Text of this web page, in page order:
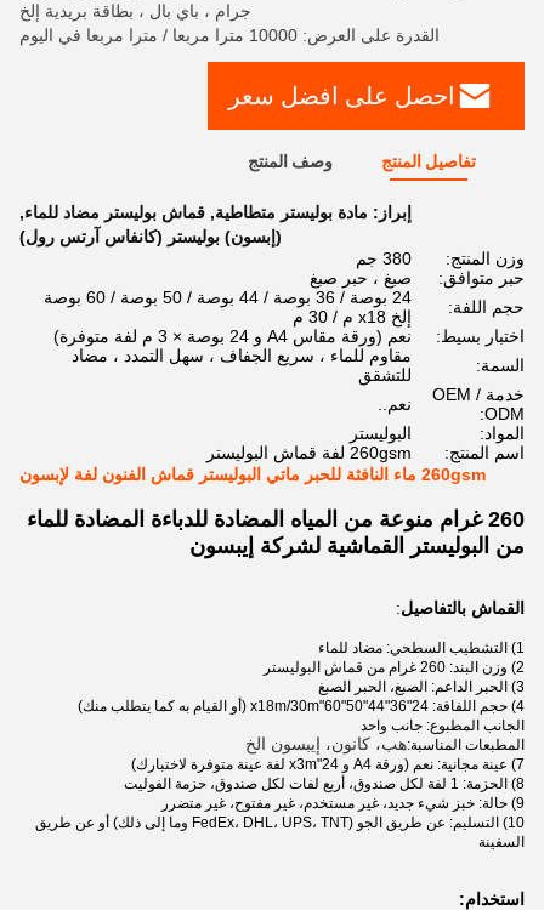
جرام ، باي بال ، بطاقة بريدية إلخ
القدرة على العرض: 10000 مترا مربعا / مترا مربعا في اليوم
احصل على افضل سعر
تفاصيل المنتج وصف المنتج
إبراز: مادة بوليستر متطاطية, قماش بوليستر مضاد للماء,
(إبسون) بوليستر (كانفاس آرتس رول)
وزن المنتج:
380 جم
حبر متوافق:
صبغ ، حبر صبغ
حجم اللفة:
24 بوصة / 36 بوصة / 44 بوصة / 50 بوصة / 60 بوصة
إلخ x18 م / 30 م
اختبار بسيط:
نعم (ورقة مقاس A4 و 24 بوصة × 3 م لفة متوفرة)
السمة:
مقاوم للماء ، سريع الجفاف ، سهل التمدد ، مضاد
للتشقق
خدمة OEM /
ODM:
نعم..
المواد:
البوليستر
اسم المنتج:
260gsm لفة قماش البوليستر
260gsm ماء النافثة للحبر ماتي البوليستر قماش الفنون لفة لإبسون
260 غرام منوعة من المياه المضادة للدباءة المضادة للماء
من البوليستر القماشية لشركة إيبسون
القماش بالتفاصيل:
1) التشطيب السطحي: مضاد للماء
2) وزن البند: 260 غرام من قماش البوليستر
3) الحبر الداعم: الصبغ، الحبر الصبغ
4) حجم اللفافة: 24"36"44"50"60"x18m/30m (أو القيام به كما يتطلب منك)
الجانب المطبوع: جانب واحد
المطبعات المناسبة:هب، كانون، إيبسون الخ
7) عينة مجانية: نعم (ورقة A4 و 24"x3m لفة عينة متوفرة لاختبارك)
8) الحزمة: 1 لفة لكل صندوق، أربع لفات لكل صندوق، حزمة الفوليت
9) حالة: خبز شيء جديد، غير مستخدم، غير مفتوح، غير متضرر
10) التسليم: عن طريق الجو (FedEx، DHL، UPS، TNT وما إلى ذلك) أو عن طريق
السفينة
استخدام: